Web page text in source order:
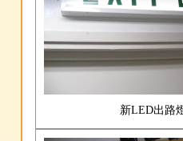
新LED出路